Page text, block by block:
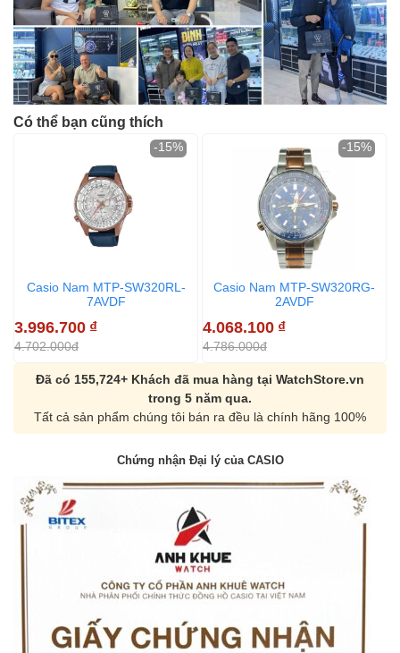
Có thể bạn cũng thích
Casio Nam MTP-SW320RL-
7AVDF
3.996.700 ₫
4.702.000đ
-15%
Casio Nam MTP-SW320RG-
2AVDF
4.068.100 ₫
4.786.000đ
-15%
Đã có 155,724+ Khách đã mua hàng tại WatchStore.vn
trong 5 năm qua.
Tất cả sản phẩm chúng tôi bán ra đều là chính hãng 100%
Chứng nhận Đại lý của CASIO